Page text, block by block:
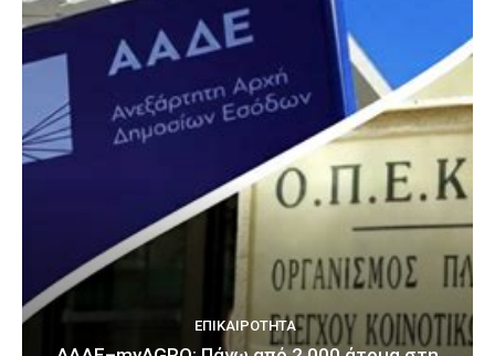
ΕΠΙΚΑΙΡΌΤΗΤΑ